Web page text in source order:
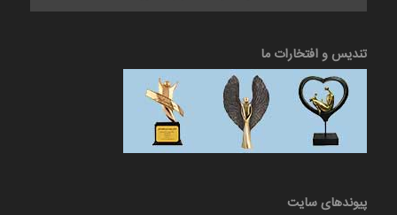
تندیس و افتخارات ما
پیوندهای سایت